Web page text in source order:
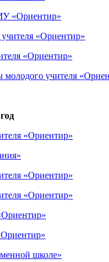
«Ориентир»
«Ориентир»
«Ориентир»
учителя
«Ориентир»
«Ориентир»
«Ориентир»
школе»